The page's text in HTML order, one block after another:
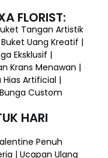
FLORIST:
Tangan Artistik
Uang Kreatif |
Eksklusif |
Krans Menawan |
Artificial |
Custom
HARI
Penuh
| Ucapan Ulang